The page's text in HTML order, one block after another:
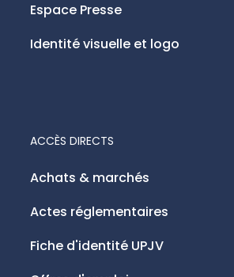
ACCÈS DIRECTS
Achats & marchés
Actes réglementaires
Fiche d'identité UPJV
Espace Presse
Identité visuelle et logo